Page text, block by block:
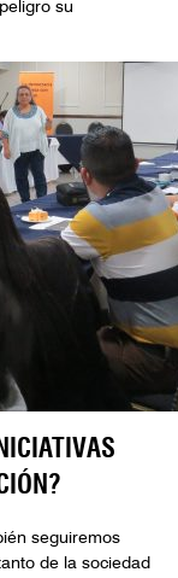
su
seguiremos
de la sociedad